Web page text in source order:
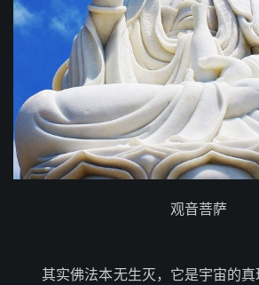
观音菩萨
其实佛法本无生灭，它是宇宙的真